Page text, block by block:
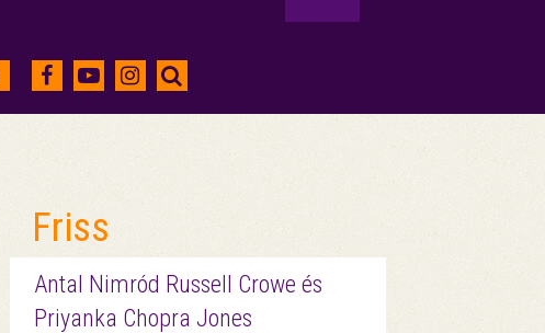
Friss
Antal Nimród Russell Crowe és
Priyanka Chopra Jones